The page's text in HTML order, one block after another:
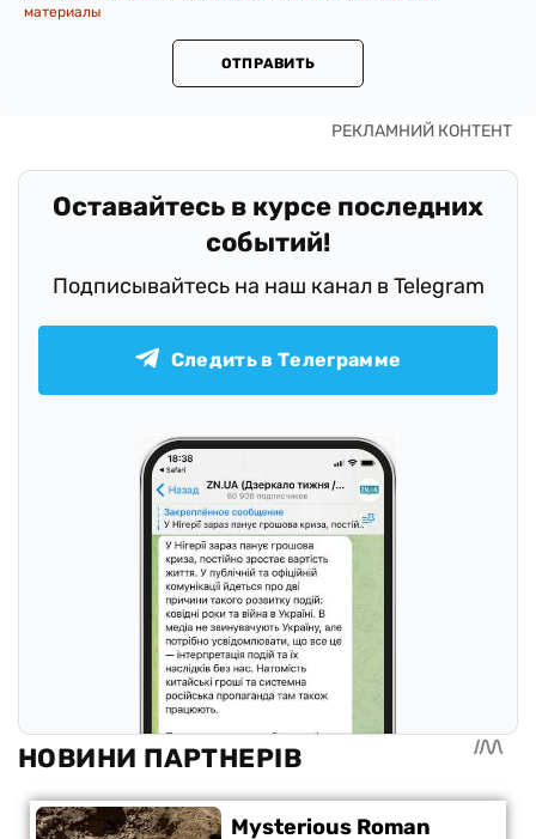
материалы
ОТПРАВИТЬ
Оставайтесь в курсе последних
событий!
Подписывайтесь на наш канал в Telegram
Следить в Телеграмме